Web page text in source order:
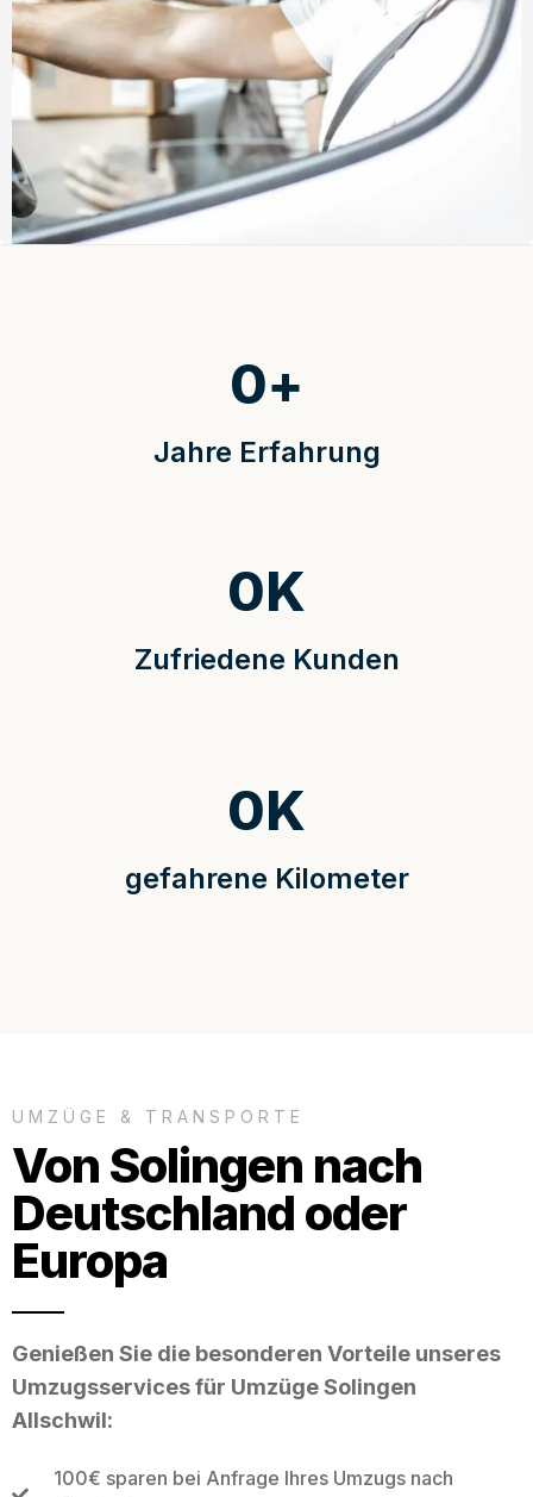
Jahre Erfahrung
0+
Zufriedene Kunden
0K
gefahrene Kilometer
0K
UMZÜGE & TRANSPORTE
Von Solingen nach
Deutschland oder
Europa
Genießen Sie die besonderen Vorteile unseres
Umzugsservices für Umzüge Solingen
Allschwil:
100€ sparen bei Anfrage Ihres Umzugs nach